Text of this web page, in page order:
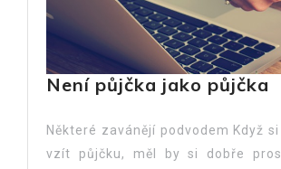
Není půjčka jako půjčka
Některé zavánějí podvodem Když
vzít půjčku, měl by si dobře